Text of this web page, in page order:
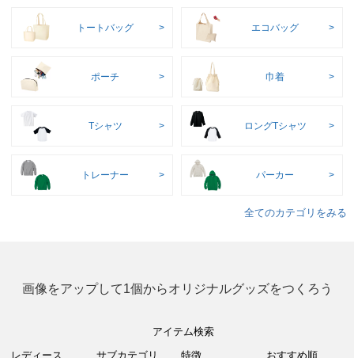
トートバッグ エコバッグ
ポーチ 巾着
Tシャツ ロングTシャツ
トレーナー パーカー
全てのカテゴリをみる
画像をアップして1個からオリジナルグッズをつくろう
アイテム検索